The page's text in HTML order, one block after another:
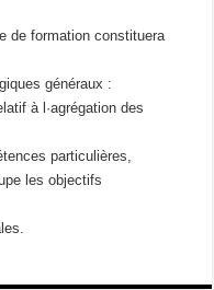
de formation constituera
généraux :
à l·agrégation des
particulières,
les objectifs